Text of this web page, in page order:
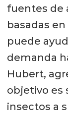
fuentes de
basadas
puede
demanda
Hubert,
objetivo es
insectos a